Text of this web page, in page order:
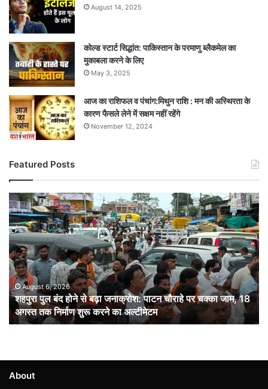
August 14, 2025
कोल्ड स्टार्ट सिद्धांत: पाकिस्तान के परमाणु ब्लैकमेल का
मुकाबला करने के लिए
May 3, 2025
आज का राशिफल व पंचांग:मिथुन राशि : मन की अस्थिरता के
कारण फैसले लेने में सक्षम नहीं रहेंगे
November 12, 2024
Featured Posts
शहपुरा
पुल
बंद
होने
से
बढ़ा
जनाक्रोश:
पाटन
चौराहे
पर
चक्का
अगस्त
तक
August 6, 2026
शहपुरा पुल बंद होने से बढ़ा जनाक्रोश: पाटन चौराहे पर चक्का जाम, 18
अगस्त तक निर्माण शुरू करने का अल्टीमेटम
About